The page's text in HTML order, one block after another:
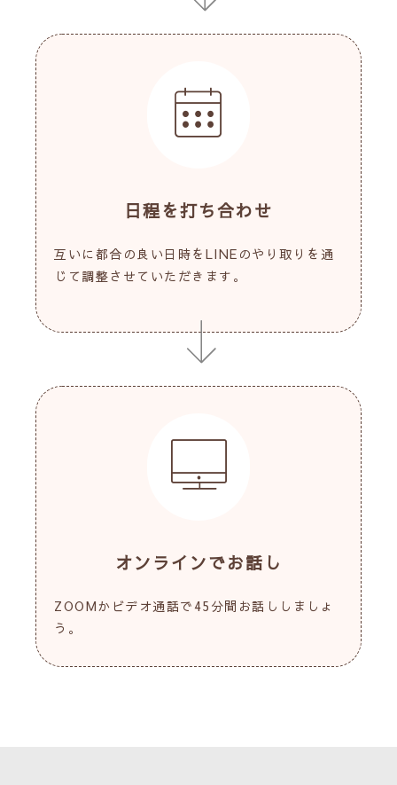
日程を打ち合わせ
互いに都合の良い日時をLINEのやり取りを通
じて調整させていただきます。
オンラインでお話し
ZOOMかビデオ通話で45分間お話ししましょ
う。